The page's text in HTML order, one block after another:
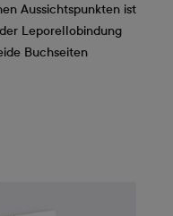
Aussichtspunkten ist
Leporellobindung
Buchseiten